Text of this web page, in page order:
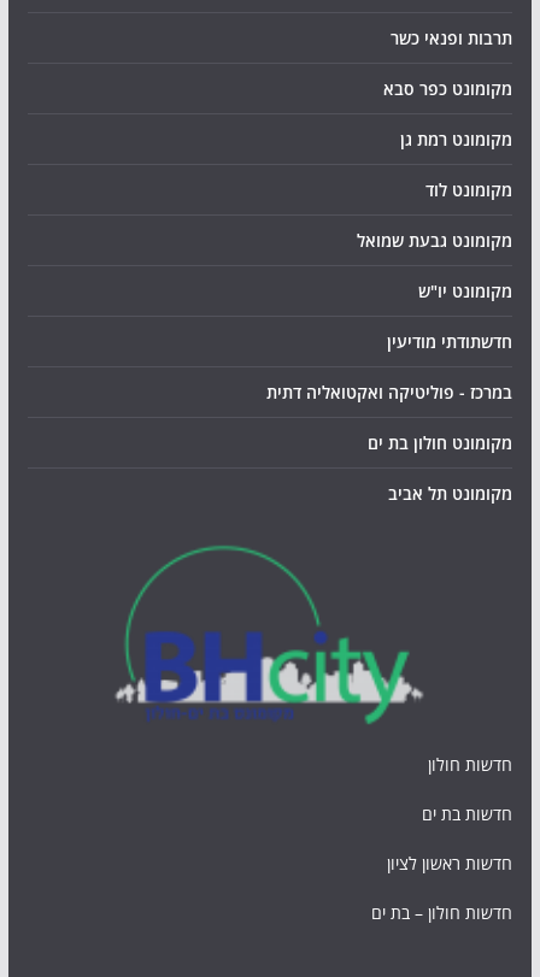
תרבות ופנאי כשר
מקומונט כפר סבא
מקומונט רמת גן
מקומונט לוד
מקומונט גבעת שמואל
מקומונט יו"ש
חדשתודתי מודיעין
במרכז - פוליטיקה ואקטואליה דתית
מקומונט חולון בת ים
מקומונט תל אביב
חדשות חולון
חדשות בת ים
חדשות ראשון לציון
חדשות חולון – בת ים